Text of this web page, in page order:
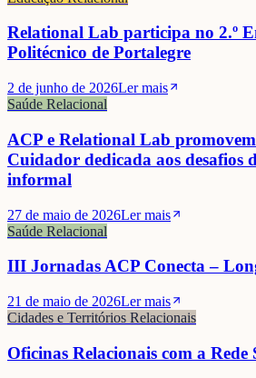
Relational Lab participa no 2.º
Politécnico de Portalegre
2 de junho de 2026Ler mais
Saúde Relacional
ACP e Relational Lab
Cuidador dedicada aos desafios
informal
27 de maio de 2026Ler mais
Saúde Relacional
III Jornadas ACP Conecta –
21 de maio de 2026Ler mais
Cidades e Territórios Relacionais
Oficinas Relacionais com a Rede